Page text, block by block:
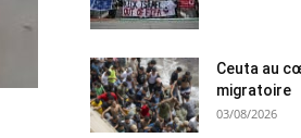
Ceuta au
migratoire
03/08/2026